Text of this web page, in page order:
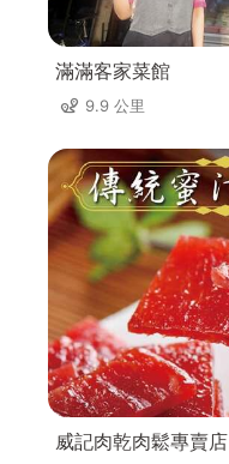
滿滿客家菜館
9.9 公里
威記肉乾肉鬆專賣店